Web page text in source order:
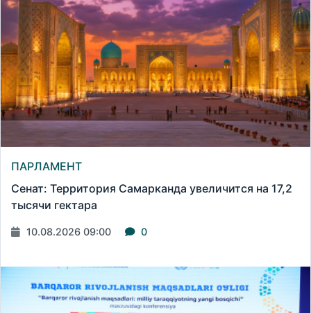
ПАРЛАМЕНТ
Сенат: Территория Самарканда увеличится на 17,2
тысячи гектара
10.08.2026 09:00 0